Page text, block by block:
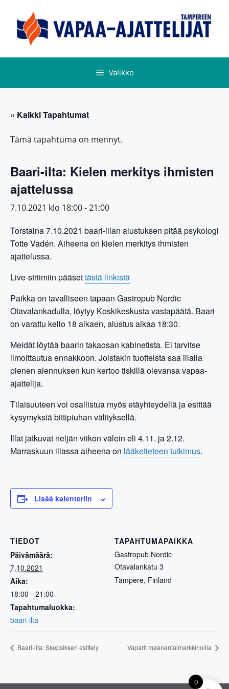
Valikko
« Kaikki Tapahtumat
Tämä tapahtuma on mennyt.
Baari-ilta: Kielen merkitys ihmisten
ajattelussa
7.10.2021 klo 18:00-21:00
Torstaina 7.10.2021 baari-illan alustuksen pitää psykologi
Totte Vadén. Aiheena on kielen merkitys ihmisten
ajattelussa.
Live-striimiin pääsettästä linkistä
Paikka on tavalliseen tapaan Gastropub Nordic
Otavalankadulla, löytyy Koskikeskusta vastapäätä. Baari
on varattu kello 18 alkaen, alustus alkaa 18:30.
Meidät löytää baarin takaosan kabinetista. Ei tarvitse
ilmoittautua ennakkoon. Joistakin tuotteista saa illalla
pienen alennuksen kun kertoo tiskillä olevansa vapaa-
ajattelija.
Tilaisuuteen voi osallistua myös etäyhteydellä ja esittää
kysymyksiä bittipiuhan välityksellä.
Illat jatkuvat neljän viikon välein eli 4.11. ja 2.12.
Marraskuun illassa aiheena on lääketieteen tutkimus.
Lisää kalenteriin
TIEDOT
Päivämäärä:
7.10.2021
Aika:
18:00 - 21:00
Tapahtumaluokka:
baari-ilta
TAPAHTUMAPAIKKA
Gastropub Nordic
Otavalankatu 3
Tampere, Finland
Baari-ilta: Skepsiksen esittely Vaparit maanantaimarkkinoilla
0